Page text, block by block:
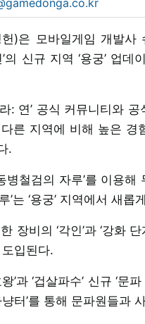
)은 모바일게임 개발
’의 신규 지역 ‘용궁’ 업
: 연’ 공식 커뮤니티와
른 지역에 비해 높은 경
.
동병철검의 자루’를 이용
’는 ‘용궁’ 지역에서 새
한 장비의 ‘각인’과 ‘강화
도입된다.
’과 ‘겁살파수’ 신규 ‘
냥터’를 통해 문파원들과